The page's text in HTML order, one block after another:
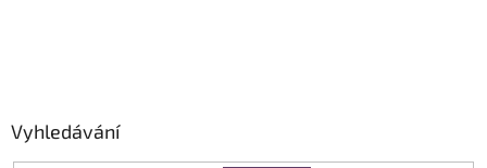
Vyhledávání